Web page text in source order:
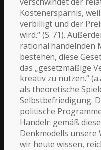
Kostenersparnis,
verbilligt und der
wird.“ (S. 71).
rational handelnden
bestehen, diese
das „gesetzmäßige
kreativ zu nutzen.“
als theoretische
Selbstbefriedigung.
politische
Handeln gemäß
Denkmodells unsere
wir heute wissen,